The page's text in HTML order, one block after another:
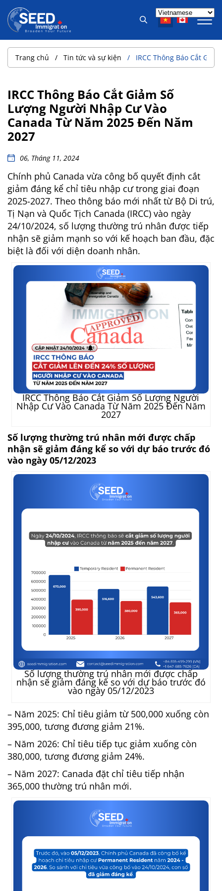
Trang chủ Tin tức và sự kiện IRCC Thông Báo Cắt
IRCC Thông Báo Cắt Giảm Số
Lượng Người Nhập Cư Vào
Canada Từ Năm 2025 Đến Năm
2027
06, Tháng 11, 2024
Chính phủ Canada vừa công bố quyết định cắt
giảm đáng kể chỉ tiêu nhập cư trong giai đoạn
2025-2027. Theo thông báo mới nhất từ Bộ Di trú,
Tị Nạn và Quốc Tịch Canada (IRCC) vào ngày
24/10/2024, số lượng thường trú nhân được tiếp
nhận sẽ giảm mạnh so với kế hoạch ban đầu, đặc
biệt là đối với diện doanh nhân.
IRCC Thông Báo Cắt Giảm Số Lượng Người
Nhập Cư Vào Canada Từ Năm 2025 Đến Năm
2027
Số lượng thường trú nhân mới được chấp
nhận sẽ giảm đáng kể so với dự báo trước đó
vào ngày 05/12/2023
Số lượng thường trú nhân mới được chấp
nhận sẽ giảm đáng kể so với dự báo trước đó
vào ngày 05/12/2023
– Năm 2025: Chỉ tiêu giảm từ 500,000 xuống còn
395,000, tương đương giảm 21%.
– Năm 2026: Chỉ tiêu tiếp tục giảm xuống còn
380,000, tương đương giảm 24%.
– Năm 2027: Canada đặt chỉ tiêu tiếp nhận
365,000 thường trú nhân mới.